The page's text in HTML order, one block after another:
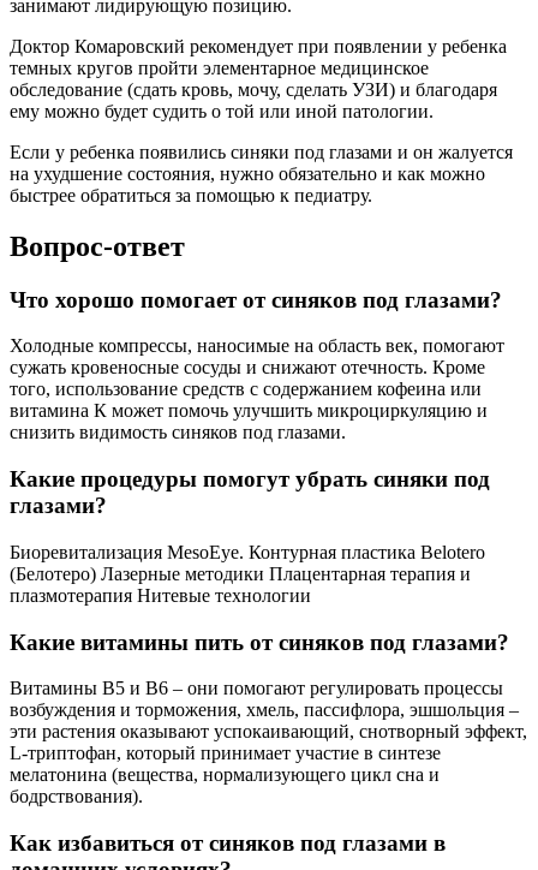
занимают лидирующую позицию.
Доктор Комаровский рекомендует при появлении у ребенка
темных кругов пройти элементарное медицинское
обследование (сдать кровь, мочу, сделать УЗИ) и благодаря
ему можно будет судить о той или иной патологии.
Если у ребенка появились синяки под глазами и он жалуется
на ухудшение состояния, нужно обязательно и как можно
быстрее обратиться за помощью к педиатру.
Вопрос-ответ
Что хорошо помогает от синяков под глазами?
Холодные компрессы, наносимые на область век, помогают
сужать кровеносные сосуды и снижают отечность. Кроме
того, использование средств с содержанием кофеина или
витамина К может помочь улучшить микроциркуляцию и
снизить видимость синяков под глазами.
Какие процедуры помогут убрать синяки под
глазами?
Биоревитализация MesoEye. Контурная пластика Belotero
(Белотеро) Лазерные методики Плацентарная терапия и
плазмотерапия Нитевые технологии
Какие витамины пить от синяков под глазами?
Витамины В5 и В6 – они помогают регулировать процессы
возбуждения и торможения, хмель, пассифлора, эшшольция –
эти растения оказывают успокаивающий, снотворный эффект,
L-триптофан, который принимает участие в синтезе
мелатонина (вещества, нормализующего цикл сна и
бодрствования).
Как избавиться от синяков под глазами в